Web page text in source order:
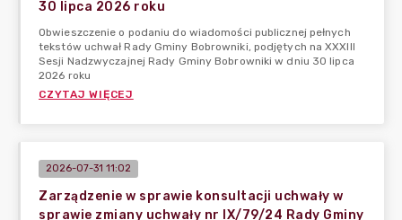
30 lipca 2026 roku
Obwieszczenie o podaniu do wiadomości publicznej pełnych
tekstów uchwał Rady Gminy Bobrowniki, podjętych na XXXIII
Sesji Nadzwyczajnej Rady Gminy Bobrowniki w dniu 30 lipca
2026 roku
CZYTAJ WIĘCEJ
2026-07-31 11:02
Zarządzenie w sprawie konsultacji uchwały w
sprawie zmiany uchwały nr IX/79/24 Rady Gminy